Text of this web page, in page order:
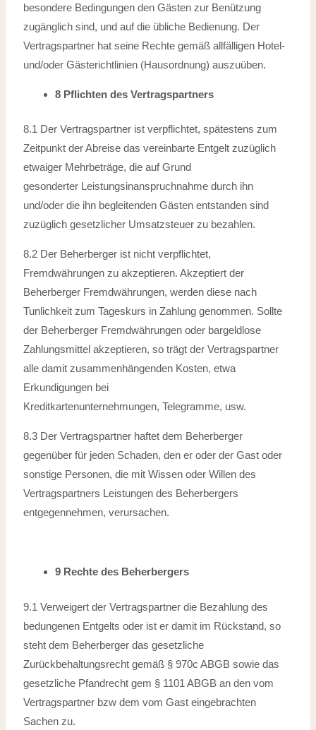
besondere Bedingungenden Gästen zur Benützung
zugänglich sind, und auf die übliche Bedienung. Der
Vertragspartner hat seine Rechte gemäß allfälligen Hotel-
und/oder Gästerichtlinien (Hausordnung) auszuüben.
8 Pflichten des Vertragspartners
8.1 Der Vertragspartner ist verpflichtet, spätestens zum
Zeitpunkt der Abreise dasvereinbarte Entgelt zuzüglich
etwaiger Mehrbeträge, die auf Grund
gesonderter Leistungsinanspruchnahme durch ihn
und/oder die ihn begleitenden Gästen entstandensind
zuzüglich gesetzlicher Umsatzsteuer zu bezahlen.
8.2 Der Beherberger ist nicht verpflichtet,
Fremdwährungen zu akzeptieren. Akzeptiertder
Beherberger Fremdwährungen, werden diese nach
Tunlichkeit zum Tageskurs in Zahlung genommen. Sollte
der Beherberger Fremdwährungen oder bargeldlose
Zahlungsmittel akzeptieren, so trägt der Vertragspartner
alle damit zusammenhängenden Kosten, etwa
Erkundigungen bei
Kreditkartenunternehmungen,Telegramme, usw.
8.3 Der Vertragspartner haftet dem Beherberger
gegenüber für jeden Schaden, den eroder der Gast oder
sonstige Personen, die mit Wissen oder Willen des
Vertragspartners Leistungen des Beherbergers
entgegennehmen, verursachen.
9 Rechte des Beherbergers
9.1 Verweigert der Vertragspartner die Bezahlung des
bedungenen Entgelts oder ister damit im Rückstand, so
steht dem Beherberger das gesetzliche
Zurückbehaltungsrecht gemäß § 970c ABGB sowie das
gesetzliche Pfandrecht gem § 1101 ABGB an den vom
Vertragspartner bzw dem vom Gast eingebrachten
Sachen zu.